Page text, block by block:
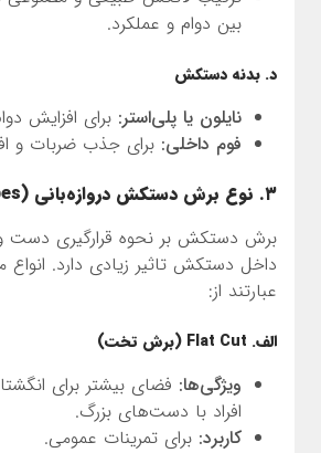
بین دوام و عملکرد.
د. بدنه دستکش
نایلون یا پلی‌استر: برای افزایش
فوم داخلی: برای جذب ضربات و
۳. نوع برش دستکش دروازه‌بانی (Cut Types)
برش دستکش بر نحوه قرارگیری دست
داخل دستکش تاثیر زیادی دارد. انواع
عبارتند از:
الف. Flat Cut (برش تخت)
ویژگی‌ها: فضای بیشتر برای
افراد با دست‌های بزرگ.
کاربرد: برای تمرینات عمومی.